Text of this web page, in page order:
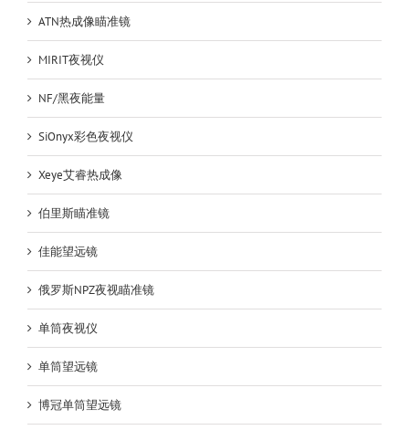
ATN热成像瞄准镜
MIRIT夜视仪
NF/黑夜能量
SiOnyx彩色夜视仪
Xeye艾睿热成像
伯里斯瞄准镜
佳能望远镜
俄罗斯NPZ夜视瞄准镜
单筒夜视仪
单筒望远镜
博冠单筒望远镜